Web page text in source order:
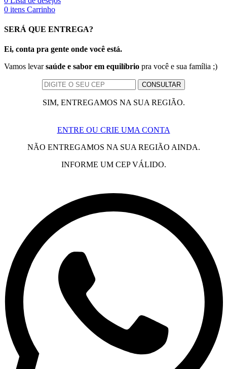
0 itens Carrinho
SERÁ QUE ENTREGA?
Ei, conta pra gente onde você está.
Vamos levarsaúde e sabor em equilíbrio pra você e sua família ;)
SIM, ENTREGAMOS NA SUA REGIÃO.
ENTRE OU CRIE UMA CONTA
NÃO ENTREGAMOS NA SUA REGIÃO AINDA.
INFORME UM CEP VÁLIDO.